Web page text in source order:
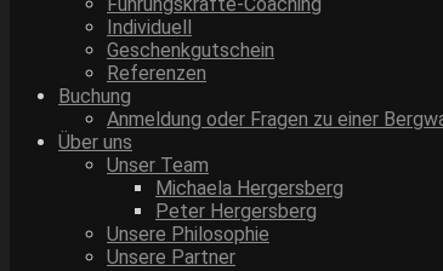
Individuell
Geschenkgutschein
Referenzen
Buchung
Anmeldung oder Fragen zu einer
Über uns
Unser Team
Michaela Hergersberg
Peter Hergersberg
Unsere Philosophie
Unsere Partner